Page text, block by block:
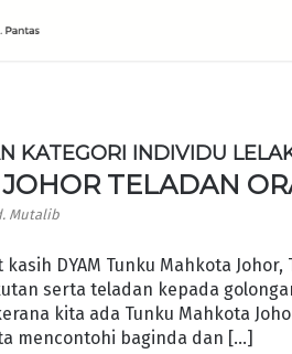
KATEGORI INDIVIDU
TELADAN
Mutalib
DYAM Tunku Mahkota
serta teladan kepada
kita ada Tunku Mahkota
mencontohi baginda dan […]